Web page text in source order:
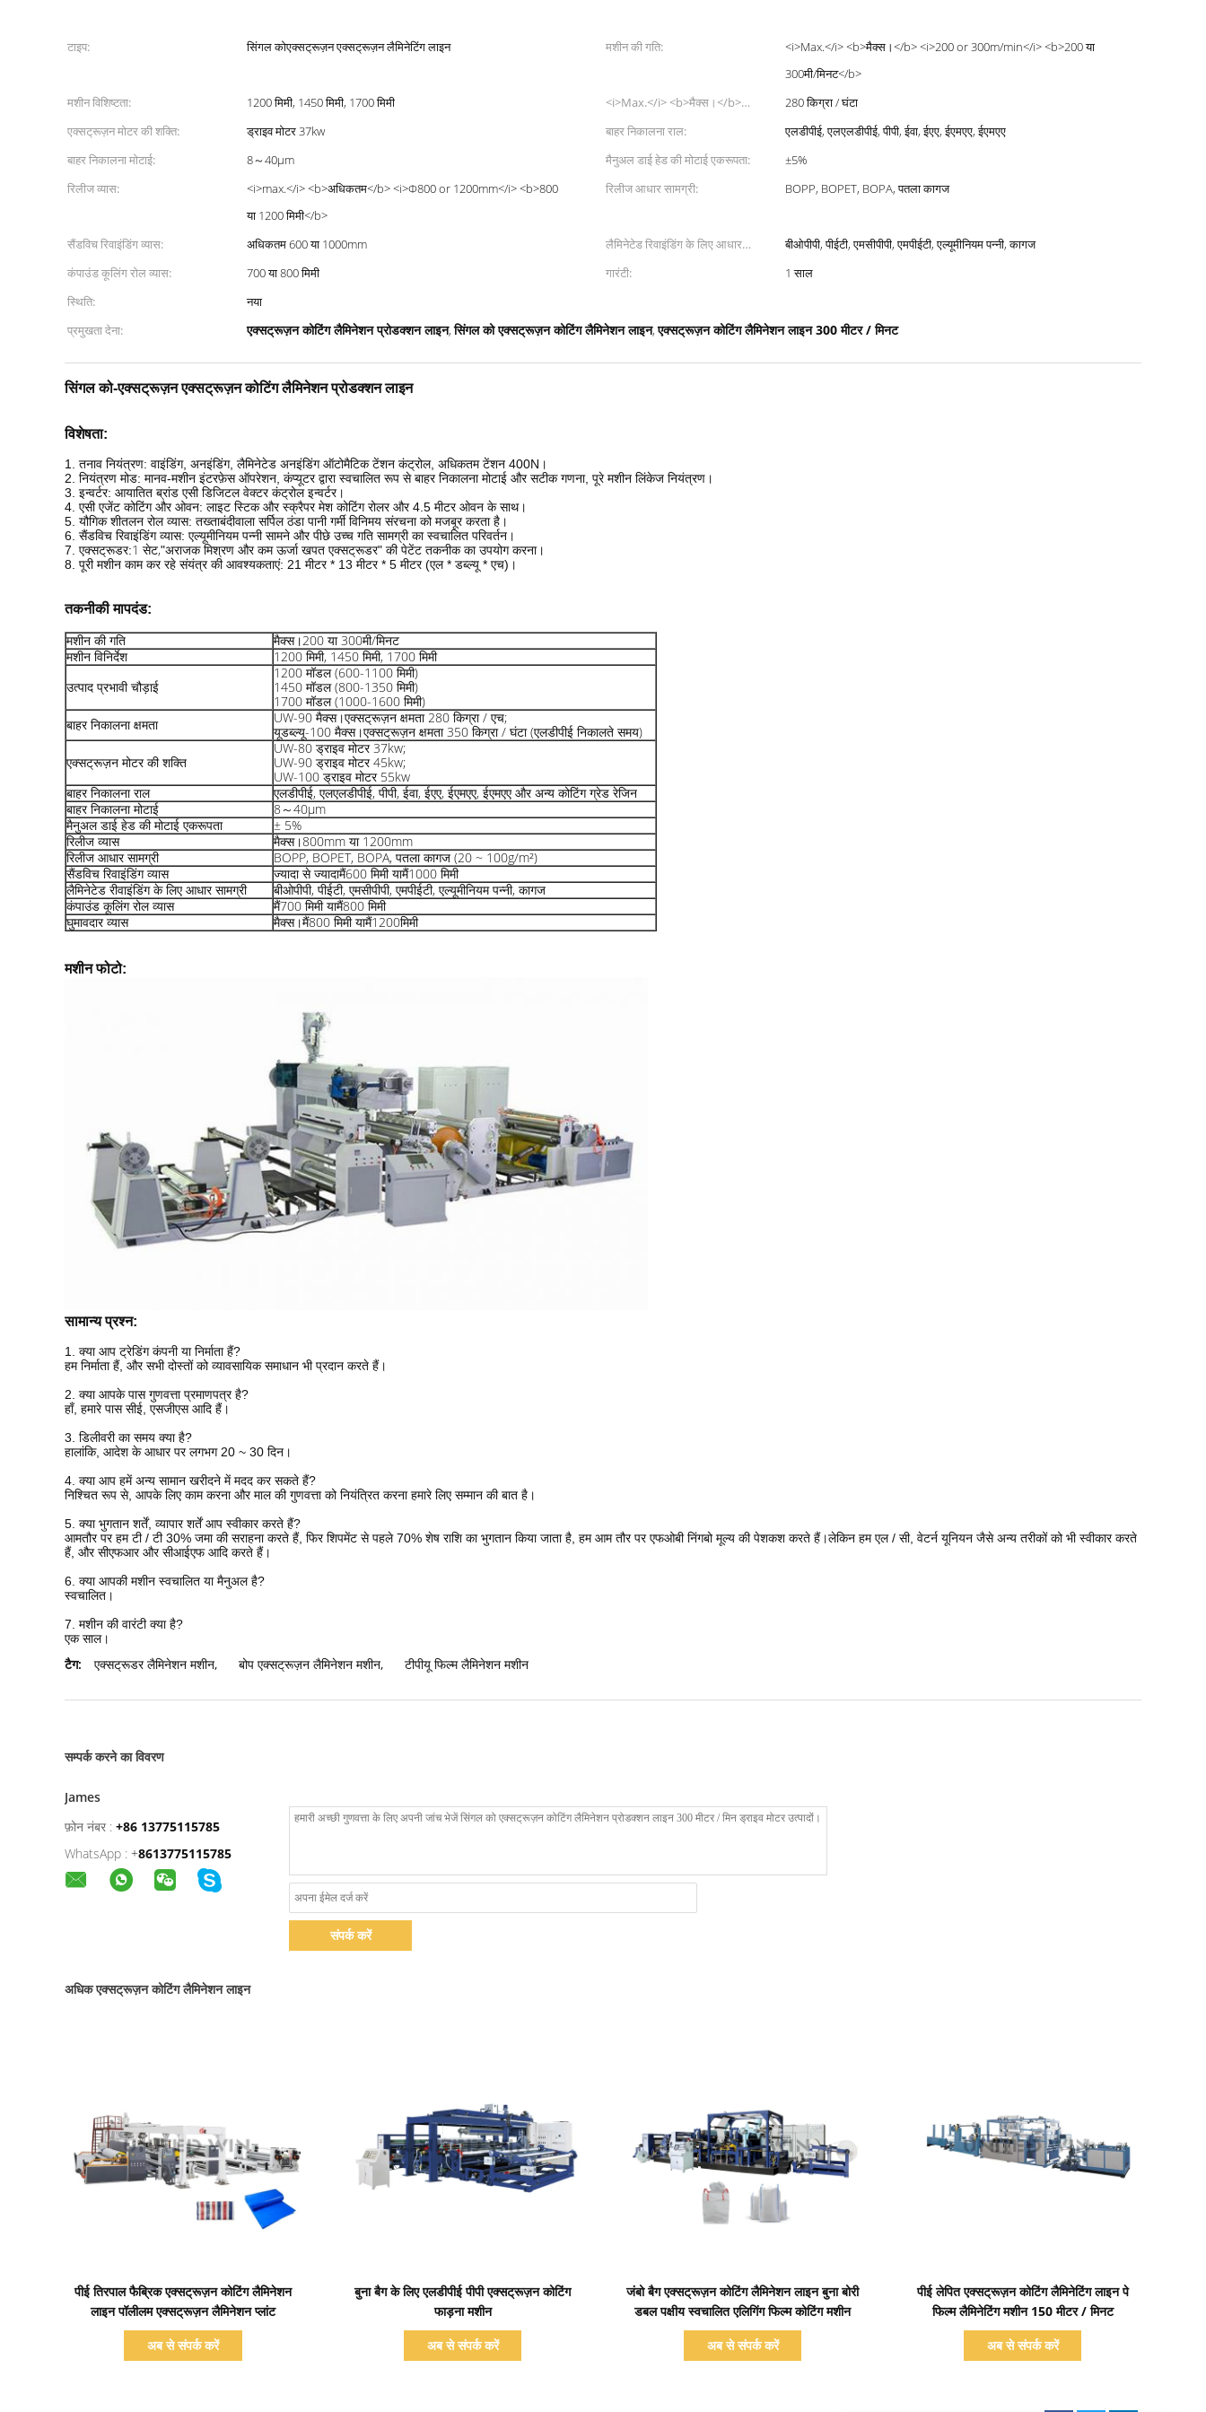
टाइप: सिंगल कोएक्सट्रूज़न एक्सट्रूज़न लैमिनेटिंग लाइन मशीन की गति:
<i>Max.</i> <b>मैक्स।</b> <i>200 or 300m/min</i> <b>200 या
300मी/मिनट</b>
मशीन विशिष्टता:
1200 मिमी, 1450 मिमी, 1700 मिमी
<i>Max.</i> <b>मैक्स।</b>
<i>extrusion capacity</i>
<b>बाहर निकालना क्षमता</b>:
280 किग्रा / घंटा
एक्सट्रूज़न मोटर की शक्ति:
ड्राइव मोटर 37kw बाहर निकालना राल:
एलडीपीई, एलएलडीपीई, पीपी, ईवा, ईएए, ईएमएए, ईएमएए
बाहर निकालना मोटाई:
8～40μm मैनुअल डाई हेड की मोटाई एकरूपता:
±5%
रिलीज व्यास:
<i>max.</i> <b>अधिकतम</b> <i>Φ800 or 1200mm</i> <b>800
या 1200 मिमी</b>
रिलीज आधार सामग्री: BOPP, BOPET, BOPA, पतला कागज
सैंडविच रिवाइंडिंग व्यास: अधिकतम 600 या 1000mm
लैमिनेटेड रिवाइंडिंग के लिए आधार
सामग्री:
बीओपीपी, पीईटी, एमसीपीपी, एमपीईटी, एल्यूमीनियम पन्नी, कागज
कंपाउंड कूलिंग रोल व्यास:
700 या 800 मिमी गारंटी:
1 साल
स्थि‍ति:
नया
प्रमुखता देना:
एक्सट्रूज़न कोटिंग लैमिनेशन प्रोडक्शन लाइन,सिंगल को एक्सट्रूज़न कोटिंग लैमिनेशन लाइन,एक्सट्रूज़न कोटिंग लैमिनेशन लाइन 300 मीटर / मिनट
सिंगल को-एक्सट्रूज़न एक्सट्रूज़न कोटिंग लैमिनेशन प्रोडक्शन लाइन
विशेषता:
1. तनाव नियंत्रण: वाइंडिंग, अनइंडिंग, लैमिनेटेड अनइंडिंग ऑटोमैटिक टेंशन कंट्रोल, अधिकतम टेंशन 400N।
2. नियंत्रण मोड: मानव-मशीन इंटरफ़ेस ऑपरेशन, कंप्यूटर द्वारा स्वचालित रूप से बाहर निकालना मोटाई और सटीक गणना, पूरे मशीन लिंकेज नियंत्रण।
3. इन्वर्टर: आयातित ब्रांड एसी डिजिटल वेक्टर कंट्रोल इन्वर्टर।
4. एसी एजेंट कोटिंग और ओवन: लाइट स्टिक और स्क्रैपर मेश कोटिंग रोलर और 4.5 मीटर ओवन के साथ।
5. यौगिक शीतलन रोल व्यास: तख्ताबंदीवाला सर्पिल ठंडा पानी गर्मी विनिमय संरचना को मजबूर करता है।
6. सैंडविच रिवाइंडिंग व्यास: एल्यूमीनियम पन्नी सामने और पीछे उच्च गति सामग्री का स्वचालित परिवर्तन।
7. एक्सट्रूडर:1 सेट,"अराजक मिश्रण और कम ऊर्जा खपत एक्सट्रूडर" की पेटेंट तकनीक का उपयोग करना।
8. पूरी मशीन काम कर रहे संयंत्र की आवश्यकताएं: 21 मीटर * 13 मीटर * 5 मीटर (एल * डब्ल्यू * एच)।
तकनीकी मापदंड:
मशीन की गति
मैक्स।200 या 300मी/मिनट
मशीन विनिर्देश
1200 मिमी, 1450 मिमी, 1700 मिमी
उत्पाद प्रभावी चौड़ाई
1200 मॉडल (600-1100 मिमी)
1450 मॉडल (800-1350 मिमी)
1700 मॉडल (1000-1600 मिमी)
बाहर निकालना क्षमता
UW-90 मैक्स।एक्सट्रूज़न क्षमता 280 किग्रा / एच;
यूडब्ल्यू-100 मैक्स।एक्सट्रूज़न क्षमता 350 किग्रा / घंटा (एलडीपीई निकालते समय)
एक्सट्रूज़न मोटर की शक्ति
UW-80 ड्राइव मोटर 37kw;
UW-90 ड्राइव मोटर 45kw;
UW-100 ड्राइव मोटर 55kw
बाहर निकालना राल
एलडीपीई, एलएलडीपीई, पीपी, ईवा, ईएए, ईएमएए, ईएमएए और अन्य कोटिंग ग्रेड रेजिन
बाहर निकालना मोटाई
8～40μm
मैनुअल डाई हेड की मोटाई एकरूपता
± 5%
रिलीज व्यास
मैक्स।800mm या 1200mm
रिलीज आधार सामग्री
BOPP, BOPET, BOPA, पतला कागज (20 ~ 100g/m²)
सैंडविच रिवाइंडिंग व्यास
ज्यादा से ज्यादामैं600 मिमी यामैं1000 मिमी
लैमिनेटेड रीवाइंडिंग के लिए आधार सामग्री
बीओपीपी, पीईटी, एमसीपीपी, एमपीईटी, एल्यूमीनियम पन्नी, कागज
कंपाउंड कूलिंग रोल व्यास
मैं700 मिमी यामैं800 मिमी
घुमावदार व्यास
मैक्स।मैं800 मिमी यामैं1200मिमी
मशीन फोटो:
सामान्य प्रश्न:
1. क्या आप ट्रेडिंग कंपनी या निर्माता हैं?
हम निर्माता हैं, और सभी दोस्तों को व्यावसायिक समाधान भी प्रदान करते हैं।
2. क्या आपके पास गुणवत्ता प्रमाणपत्र है?
हाँ, हमारे पास सीई, एसजीएस आदि हैं।
3. डिलीवरी का समय क्या है?
हालांकि, आदेश के आधार पर लगभग 20 ~ 30 दिन।
4. क्या आप हमें अन्य सामान खरीदने में मदद कर सकते हैं?
निश्चित रूप से, आपके लिए काम करना और माल की गुणवत्ता को नियंत्रित करना हमारे लिए सम्मान की बात है।
5. क्या भुगतान शर्तें, व्यापार शर्तें आप स्वीकार करते हैं?
आमतौर पर हम टी / टी 30% जमा की सराहना करते हैं, फिर शिपमेंट से पहले 70% शेष राशि का भुगतान किया जाता है, हम आम तौर पर एफओबी निंगबो मूल्य की पेशकश करते हैं।लेकिन हम एल / सी, वेटर्न यूनियन जैसे अन्य तरीकों को भी स्वीकार करते
हैं, और सीएफआर और सीआईएफ आदि करते हैं।
6. क्या आपकी मशीन स्वचालित या मैनुअल है?
स्वचालित।
7. मशीन की वारंटी क्या है?
एक साल।
टैग: एक्सट्रूडर लैमिनेशन मशीन, बोप एक्सट्रूज़न लैमिनेशन मशीन, टीपीयू फिल्म लैमिनेशन मशीन
सम्पर्क करने का विवरण
James
फ़ोन नंबर : +86 13775115785
WhatsApp : +8613775115785
संपर्क करें
अधिक एक्सट्रूज़न कोटिंग लैमिनेशन लाइन
पीई तिरपाल फैब्रिक एक्सट्रूज़न कोटिंग लैमिनेशन
लाइन पॉलीलम एक्सट्रूज़न लैमिनेशन प्लांट
अब से संपर्क करें
प्रदर्शन का विवरण
बुना बैग के लिए एलडीपीई पीपी एक्सट्रूज़न कोटिंग
फाड़ना मशीन
अब से संपर्क करें
प्रदर्शन का विवरण
जंबो बैग एक्सट्रूज़न कोटिंग लैमिनेशन लाइन बुना बोरी
डबल पक्षीय स्वचालित एलिगिंग फिल्म कोटिंग मशीन
अब से संपर्क करें
प्रदर्शन का विवरण
पीई लेपित एक्सट्रूज़न कोटिंग लैमिनेटिंग लाइन पे
फिल्म लैमिनेटिंग मशीन 150 मीटर / मिनट
अब से संपर्क करें